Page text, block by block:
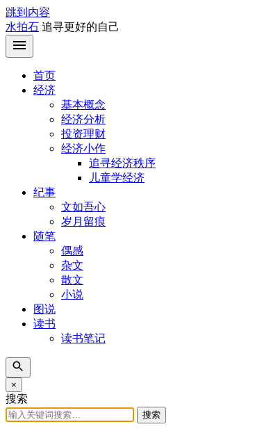
跳到内容
水拍石 追寻更好的自己
首页
经济
基本概念
经济分析
投资理财
经济小作
追寻经济秩序
儿童学经济
纪事
文如吾心
岁月留痕
随笔
偶感
杂文
散文
小说
图说
读书
读书笔记
×
搜索
搜索